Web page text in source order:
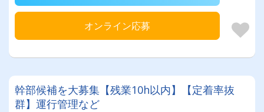
オンライン応募
幹部候補を大募集【残業10h以内】【定着率抜
群】運行管理など